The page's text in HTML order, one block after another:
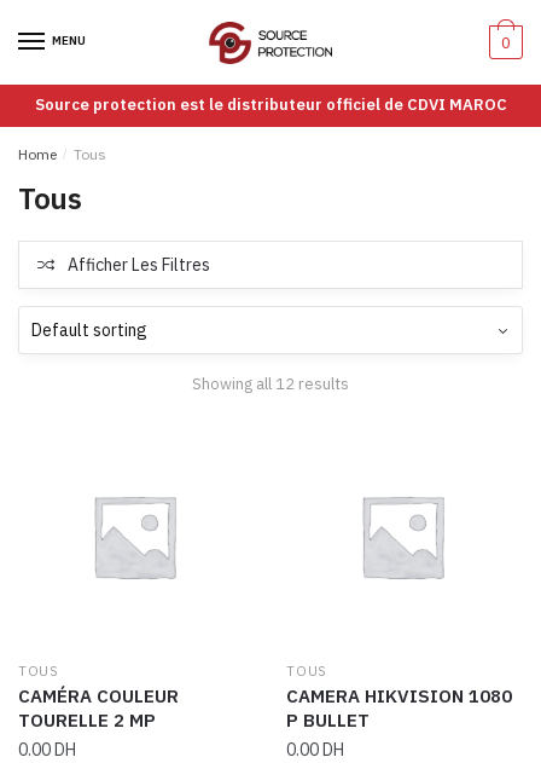
navigation
MENU 0
Source protection est le distributeur officiel de CDVI MAROC
Home / Tous
Tous
Afficher Les Filtres
Showing all 12 results
TOUS
CAMÉRA COULEUR
TOURELLE 2 MP
0.00 DH
TOUS
CAMERA HIKVISION 1080
P BULLET
0.00 DH